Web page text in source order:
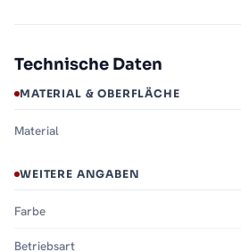
Technische Daten
MATERIAL & OBERFLÄCHE
Material
WEITERE ANGABEN
Farbe
Betriebsart